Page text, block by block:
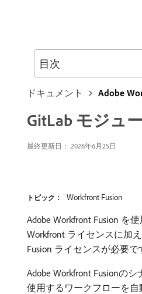
ドキュメント Adobe
GitLab モジュ
最終更新日： 2026年6月25日
トピック： Workfront Fusion
Adobe Workfront Fusion を
Workfront ライセンスに加
Fusion ライセンスが必要で
Adobe Workfront Fusionの
使用するワークフローを
目次